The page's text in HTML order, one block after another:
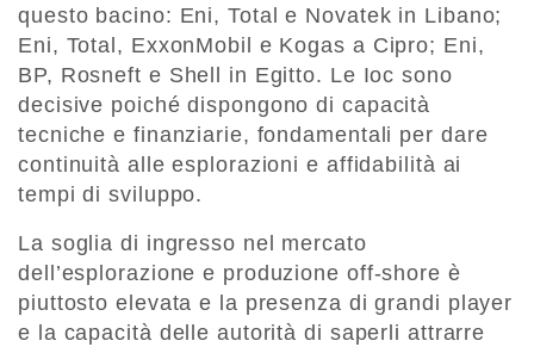
questo bacino: Eni, Total e Novatek in Libano;
Eni, Total, ExxonMobil e Kogas a Cipro; Eni,
BP, Rosneft e Shell in Egitto. Le Ioc sono
decisive poiché dispongono di capacità
tecniche e finanziarie, fondamentali per dare
continuità alle esplorazioni e affidabilità ai
tempi di sviluppo.
La soglia di ingresso nel mercato
dell’esplorazione e produzione off-shore è
piuttosto elevata e la presenza di grandi player
e la capacità delle autorità di saperli attrarre